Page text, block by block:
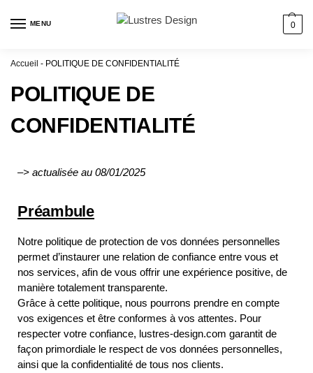
MENU 0
Accueil - POLITIQUE DE CONFIDENTIALITÉ
POLITIQUE DE
CONFIDENTIALITÉ
–> actualisée au 08/01/2025
Préambule
Notre politique de protection de vos données personnelles
permet d’instaurer une relation de confiance entre vous et
nos services, afin de vous offrir une expérience positive, de
manière totalement transparente.
Grâce à cette politique, nous pourrons prendre en compte
vos exigences et être conformes à vos attentes. Pour
respecter votre confiance, lustres-design.com garantit de
façon primordiale le respect de vos données personnelles,
ainsi que la confidentialité de tous nos clients.